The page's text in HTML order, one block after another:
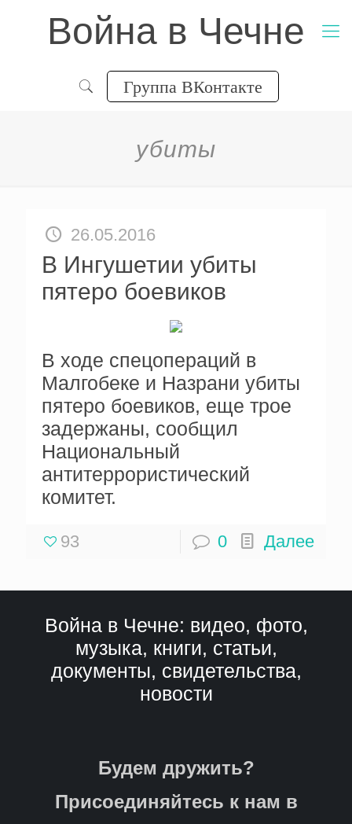
Война в Чечне
Группа ВКонтакте
убиты
26.05.2016
В Ингушетии убиты
пятеро боевиков
В ходе спецопераций в
Малгобеке и Назрани убиты
пятеро боевиков, еще трое
задержаны, сообщил
Национальный
антитеррористический
комитет.
93 0 Далее
Война в Чечне: видео, фото,
музыка, книги, статьи,
документы, свидетельства,
новости
Будем дружить?
Присоединяйтесь к нам в